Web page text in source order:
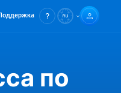
по